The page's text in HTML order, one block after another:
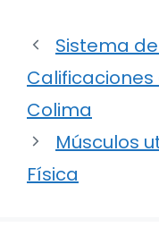
Sistema
Colima
Músculos
Física